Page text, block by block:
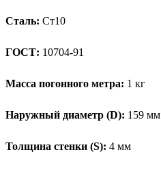
Сталь: Ст10
ГОСТ: 10704-91
Масса погонного метра: 1 кг
Наружный диаметр (D): 159 мм
Толщина стенки (S): 4 мм